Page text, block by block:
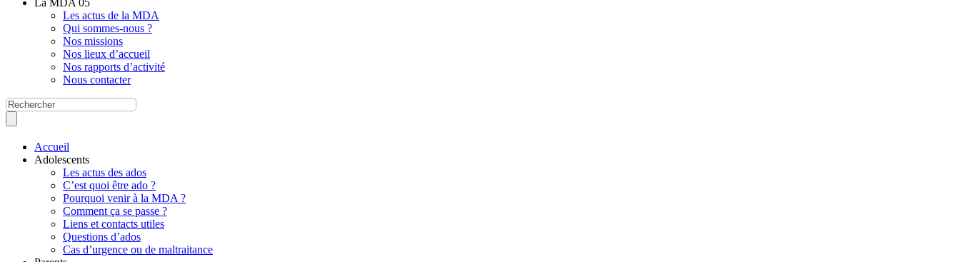
La MDA 05
Les actus de la MDA
Qui sommes-nous ?
Nos missions
Nos lieux d’accueil
Nos rapports d’activité
Nous contacter
Accueil
Adolescents
Les actus des ados
C’est quoi être ado ?
Pourquoi venir à la MDA ?
Comment ça se passe ?
Liens et contacts utiles
Questions d’ados
Cas d’urgence ou de maltraitance